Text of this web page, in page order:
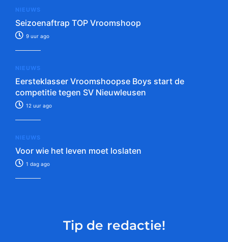
NIEUWS
Seizoenaftrap TOP Vroomshoop
9 uur ago
NIEUWS
Eersteklasser Vroomshoopse Boys start de
competitie tegen SV Nieuwleusen
12 uur ago
NIEUWS
Voor wie het leven moet loslaten
1 dag ago
Tip de redactie!